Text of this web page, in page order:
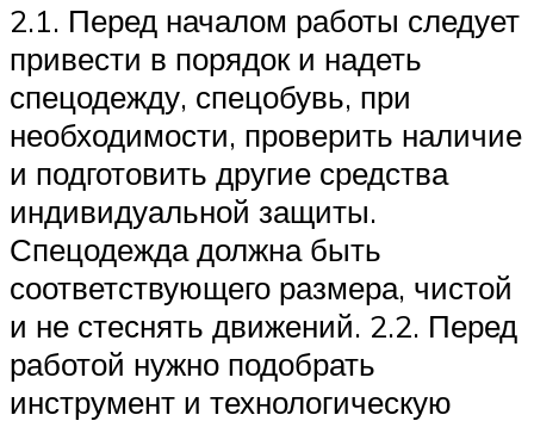
2.1. Перед началом работы следует
привести в порядок и надеть
спецодежду, спецобувь, при
необходимости, проверить наличие
и подготовить другие средства
индивидуальной защиты.
Спецодежда должна быть
соответствующего размера, чистой
и не стеснять движений. 2.2. Перед
работой нужно подобрать
инструмент и технологическую